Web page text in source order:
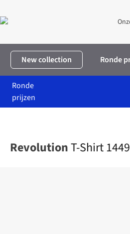
New collection Ronde
Ronde
prijzen
RevolutionT-Shirt